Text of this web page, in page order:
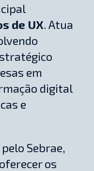
de UX. Atua
em
digital
e
Sebrae,
os